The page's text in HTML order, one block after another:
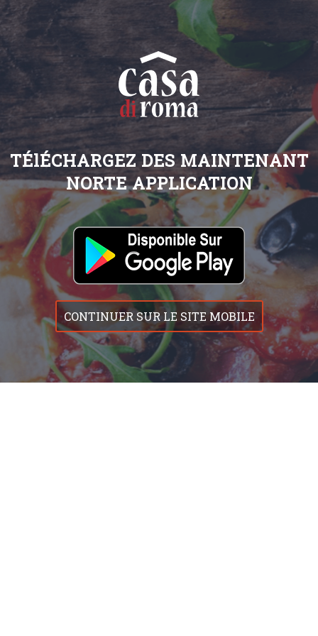
TÉlÉCHARGEZ DES MAINTENANT
NORTE APPLICATION
CONTINUER SUR LE SITE MOBILE